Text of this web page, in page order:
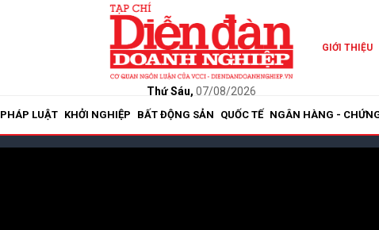
Thứ Sáu, 07/08/2026
GIỚI THIỆU
PHÁP LUẬT KHỞI NGHIỆP BẤT ĐỘNG SẢN QUỐC TẾ NGÂN HÀNG -